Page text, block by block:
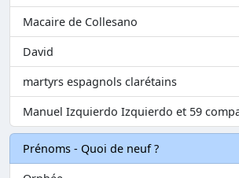
Macaire de Collesano
David
martyrs espagnols clarétains
Manuel Izquierdo Izquierdo et 59
Prénoms - Quoi de neuf ?